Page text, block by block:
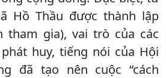
Hồ Thầu được thành lập
tham gia), vai trò của các
huy, tiếng nói của Hội
đã tạo nên cuộc “cách